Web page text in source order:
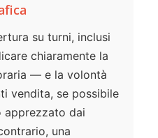
su turni, inclusi
chiaramente la
— e la volontà
vendita, se possibile
dai
una